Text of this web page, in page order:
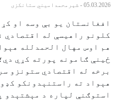
05.03.2026 - شېرمحمدامیني ستانکزی
افغانستان یو بې ‌وسه او
کلونو راهیسې له اقتصادي
هم اوس مهال الحمدلله
ځینې ګامونه پورته کړي
برخه له اقتصادي ستونزو
هېواد ته راستنېدونکو
استوګنې لپاره د مېشتېدو